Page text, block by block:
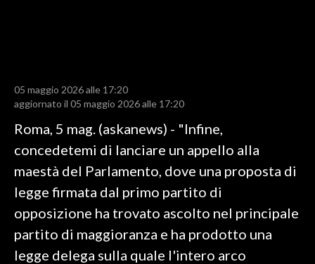
RISULTATI E CLASSIFICHE
CALCIO REGIONALE
BASKET
VOLLEY
MOTORI
TENNIS
ALTRI SPORT
05 maggio 2026 alle 17:20
aggiornato il 05 maggio 2026 alle 17:20
Roma, 5 mag. (askanews) - "Infine,
concedetemi di lanciare un appello alla
maestà del Parlamento, dove una proposta di
legge firmata dal primo partito di
opposizione ha trovato ascolto nel principale
partito di maggioranza e ha prodotto una
legge delega sulla quale l'intero arco